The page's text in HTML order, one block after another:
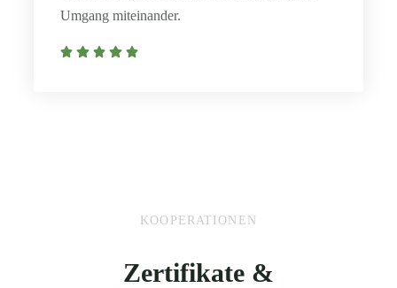
Umgang miteinander.
KOOPERATIONEN
Zertifikate &